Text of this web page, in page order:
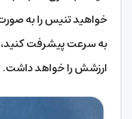
خواهید تنیس را به
ارزشش را خواهد داشت.